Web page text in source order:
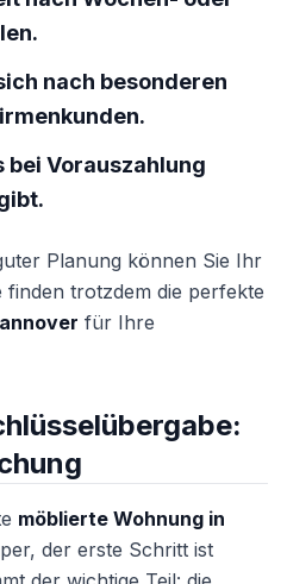
nach besonderen
bei Vorauszahlung
Planung können Sie Ihr
finden trotzdem die perfekte
für Ihre
möblierte Wohnung in
der erste Schritt ist